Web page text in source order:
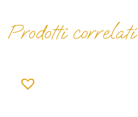
Prodotti correlati